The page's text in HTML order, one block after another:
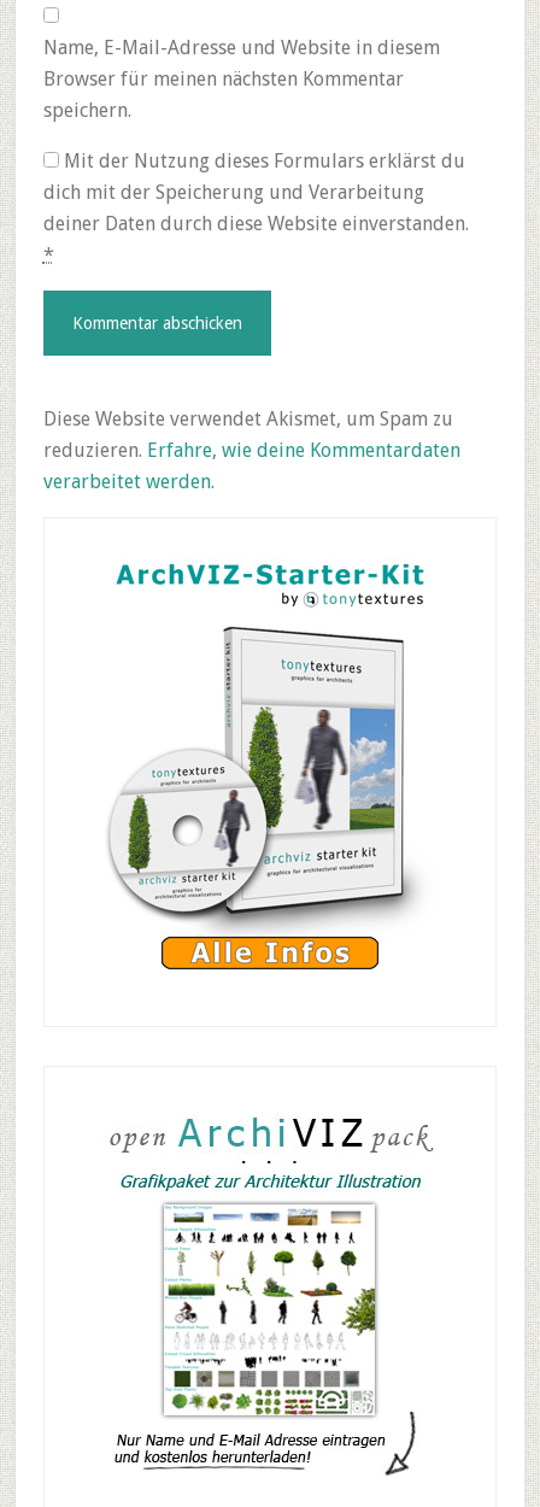
Name, E-Mail-Adresse und Website in diesem
Browser für meinen nächsten Kommentar
speichern.
Mit der Nutzung dieses Formulars erklärst du
dich mit der Speicherung und Verarbeitung
deiner Daten durch diese Website einverstanden.
*
Diese Website verwendet Akismet, um Spam zu
reduzieren. Erfahre, wie deine Kommentardaten
verarbeitet werden.
Sidebar